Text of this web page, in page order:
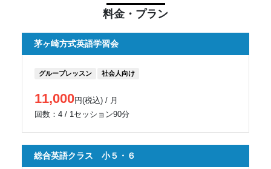
料金・プラン
茅ヶ崎方式英語学習会
グループレッスン 社会人向け
11,000円(税込) / 月
回数：4 / 1セッション90分
総合英語クラス 小５・６